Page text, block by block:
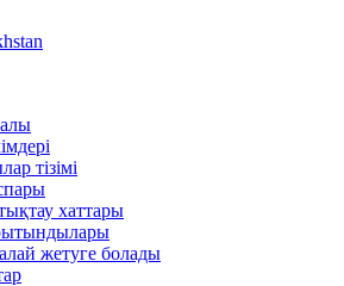
тізімі
хаттары
жетуге болады